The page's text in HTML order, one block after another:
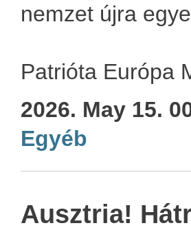
nemzet újra
Patrióta Európa
2026. May 15.
Egyéb
Ausztria!